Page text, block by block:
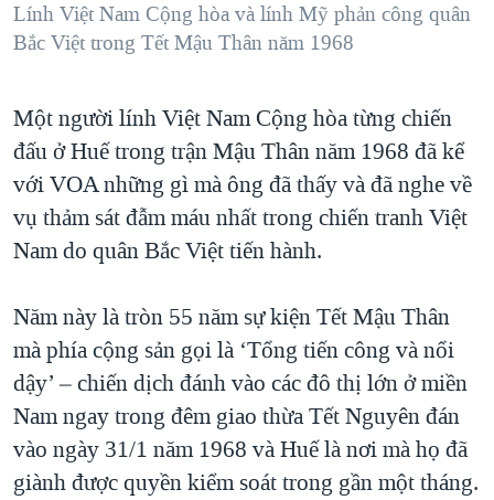
VĂN HOÁ
THỂ THAO
GROUND ZERO – XƯA VÀ NAY
CÁC GIÁ TRỊ CỘNG HÒA Ở VIỆT NAM
THƯỢNG ĐỈNH TRUMP-KIM TẠI VIỆT NAM
TRỊNH VĨNH BÌNH VS. CHÍNH PHỦ VIỆT NAM
NGƯ DÂN VIỆT VÀ LÀN SÓNG TRỘM HẢI SÂM
QUAN HỆ VIỆT MỸ
Ngôn ngữ khác
Lính Việt Nam Cộng hòa và lính Mỹ phản công quân
Bắc Việt trong Tết Mậu Thân năm 1968
Một người lính Việt Nam Cộng hòa từng chiến
đấu ở Huế trong trận Mậu Thân năm 1968 đã kể
với VOA những gì mà ông đã thấy và đã nghe về
vụ thảm sát đẫm máu nhất trong chiến tranh Việt
Nam do quân Bắc Việt tiến hành.
Năm này là tròn 55 năm sự kiện Tết Mậu Thân
mà phía cộng sản gọi là ‘Tổng tiến công và nổi
dậy’ – chiến dịch đánh vào các đô thị lớn ở miền
Nam ngay trong đêm giao thừa Tết Nguyên đán
vào ngày 31/1 năm 1968 và Huế là nơi mà họ đã
giành được quyền kiểm soát trong gần một tháng.